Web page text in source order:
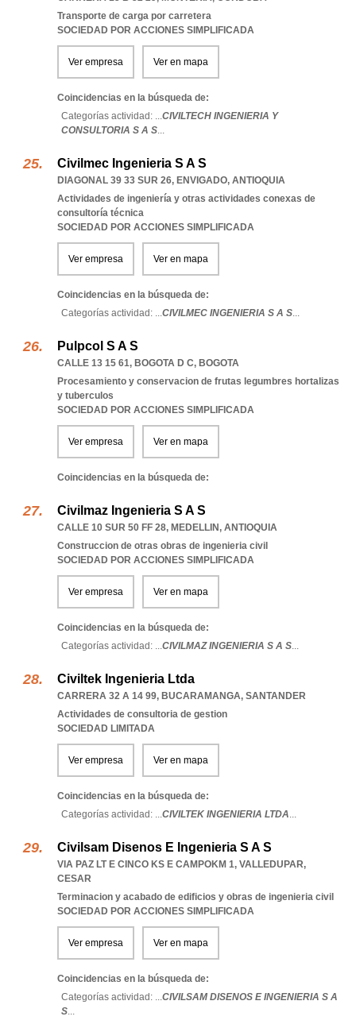
Transporte de carga por carretera
SOCIEDAD POR ACCIONES SIMPLIFICADA
Ver empresa Ver en mapa
Coincidencias en la búsqueda de:
Categorías actividad: ...CIVILTECH INGENIERIA Y
CONSULTORIA S A S...
Civilmec Ingenieria S A S
DIAGONAL 39 33 SUR 26, ENVIGADO, ANTIOQUIA
Actividades de ingeniería y otras actividades conexas de
consultoría técnica
SOCIEDAD POR ACCIONES SIMPLIFICADA
Ver empresa Ver en mapa
Coincidencias en la búsqueda de:
Categorías actividad: ...CIVILMEC INGENIERIA S A S...
Pulpcol S A S
CALLE 13 15 61, BOGOTA D C, BOGOTA
Procesamiento y conservacion de frutas legumbres hortalizas
y tuberculos
SOCIEDAD POR ACCIONES SIMPLIFICADA
Ver empresa Ver en mapa
Coincidencias en la búsqueda de:
Civilmaz Ingenieria S A S
CALLE 10 SUR 50 FF 28, MEDELLIN, ANTIOQUIA
Construccion de otras obras de ingenieria civil
SOCIEDAD POR ACCIONES SIMPLIFICADA
Ver empresa Ver en mapa
Coincidencias en la búsqueda de:
Categorías actividad: ...CIVILMAZ INGENIERIA S A S...
Civiltek Ingenieria Ltda
CARRERA 32 A 14 99, BUCARAMANGA, SANTANDER
Actividades de consultoria de gestion
SOCIEDAD LIMITADA
Ver empresa Ver en mapa
Coincidencias en la búsqueda de:
Categorías actividad: ...CIVILTEK INGENIERIA LTDA...
Civilsam Disenos E Ingenieria S A S
VIA PAZ LT E CINCO KS E CAMPOKM 1, VALLEDUPAR,
CESAR
Terminacion y acabado de edificios y obras de ingenieria civil
SOCIEDAD POR ACCIONES SIMPLIFICADA
Ver empresa Ver en mapa
Coincidencias en la búsqueda de:
Categorías actividad: ...CIVILSAM DISENOS E INGENIERIA S A
S...